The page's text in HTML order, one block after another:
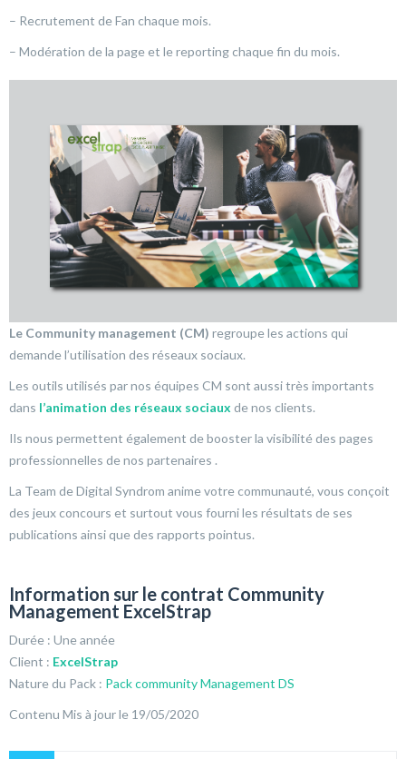
– Recrutement de Fan chaque mois.
– Modération de la page et le reporting chaque fin du mois.
Le Community management (CM) regroupe les actions qui
demande l’utilisation des réseaux sociaux.
Les outils utilisés par nos équipes CM sont aussi très importants
dans l’animation des réseaux sociaux de nos clients.
Ils nous permettent également de booster la visibilité des pages
professionnelles de nos partenaires .
La Team de Digital Syndrom anime votre communauté, vous conçoit
des jeux concours et surtout vous fourni les résultats de ses
publications ainsi que des rapports pointus.
Information sur le contrat Community
Management ExcelStrap
Durée : Une année
Client : ExcelStrap
Nature du Pack : Pack community Management DS
Contenu Mis à jour le 19/05/2020